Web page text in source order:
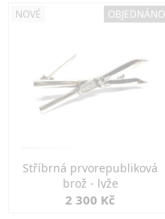
NOVÉ OBJEDNÁNO
Stříbrná prvorepubliková
brož - lyže
2 300 Kč